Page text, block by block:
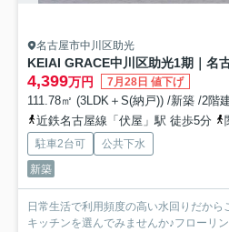
名古屋市中川区助光
4,399万円 7月28日 値下げ
111.78㎡ (3LDK＋S(納戸)) /新築 /2階
近鉄名古屋線「伏屋」駅 徒歩5分
駐車2台可
公共下水
新築
日常生活で利用頻度の高い水回りだか
キッチンを選んでみませんか♪フローリ